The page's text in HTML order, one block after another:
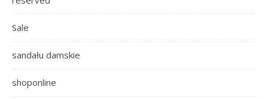
Sale
sandału damskie
shoponline